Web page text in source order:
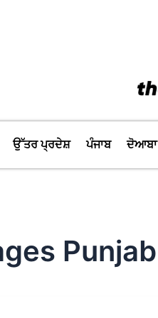
ਉੱਤਰ ਪ੍ਰਦੇਸ਼ ਪੰਜਾਬ ਦੋਆਬਾ
Punjab